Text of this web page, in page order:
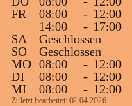
FR
08:00 - 12:00
14:00
- 17:00
SA
Geschlossen
SO
Geschlossen
MO 08:00 - 12:00
DI
08:00 - 12:00
MI
08:00 - 12:00
Zuletzt bearbeitet: 02.04.2026